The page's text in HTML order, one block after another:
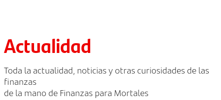
Actualidad
Toda la actualidad, noticias y otras curiosidades de las
finanzas
de la mano de Finanzas para Mortales